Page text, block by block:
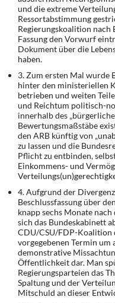
Kontakt
und die extreme
Ressortabstimmung
Regierungskoalition nach
Fassung den Vorwurf
Dokument über die
haben.
3. Zum ersten Mal wurde
hinter den ministeriellen
betrieben und weiten
und Reichtum politisch-
innerhalb des
Bewertungsmaßstäbe
den ARB künftig von
zu lassen und die
Pflicht zu entbinden,
Einkommens- und
4. Aufgrund der
Beschlussfassung über
knapp sechs Monate
sich das Bundeskabinett
CDU/CSU/FDP-Koalition
vorgegebenen Termin um
demonstrative
Öffentlichkeit dar. Man
Regierungsparteien das
Spaltung und der
Mitschuld an dieser